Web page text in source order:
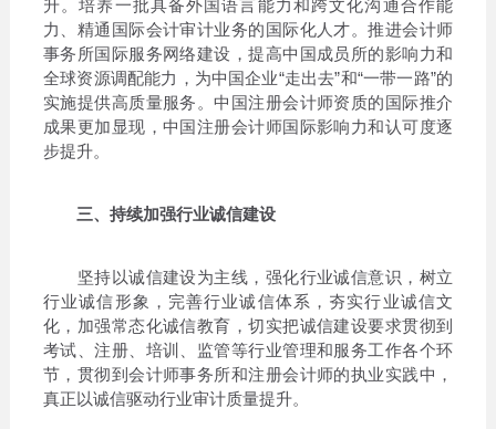
升。培养一批具备外国语言能力和跨文化沟通合作能
力、精通国际会计审计业务的国际化人才。推进会计师
事务所国际服务网络建设，提高中国成员所的影响力和
全球资源调配能力，为中国企业“走出去”和“一带一路”的
实施提供高质量服务。中国注册会计师资质的国际推介
成果更加显现，中国注册会计师国际影响力和认可度逐
步提升。
三、持续加强行业诚信建设
坚持以诚信建设为主线，强化行业诚信意识，树立
行业诚信形象，完善行业诚信体系，夯实行业诚信文
化，加强常态化诚信教育，切实把诚信建设要求贯彻到
考试、注册、培训、监管等行业管理和服务工作各个环
节，贯彻到会计师事务所和注册会计师的执业实践中，
真正以诚信驱动行业审计质量提升。